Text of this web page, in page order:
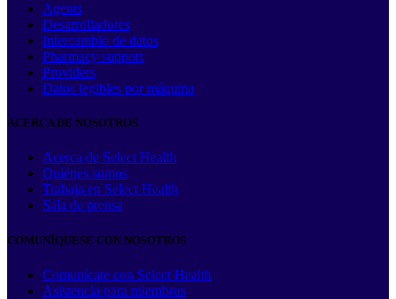
Agents
Desarrolladores
Intercambio de datos
Pharmacy support
Providers
Datos legibles por máquina
ACERCA DE NOSOTROS
Acerca de Select Health
Quiénes somos
Trabaja en Select Health
Sala de prensa
COMUNÍQUESE CON NOSOTROS
Comunícate con Select Health
Asistencia para miembros